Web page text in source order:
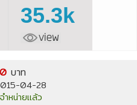
35.3k
บาท
04-28
ำหน่ายแล้ว